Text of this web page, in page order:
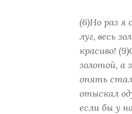
(6)Но раз я
луг, весь
красиво!
золотой, а
опять стал
отыскал
если бы у